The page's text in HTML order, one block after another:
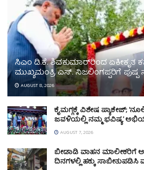
ಸಿಎಂ ಡಿ.ಕೆ. ಶಿವಕುಮಾರ್‌ರಿಂದ ಏಕೀಕೃತ
ಮುಖ್ಯಮಂತ್ರಿ ಎಸ್. ನಿಜಲಿಂಗಪ್ಪರಿಗೆ
AUGUST 8, 2026
ಕೈಮಗ್ಗಕ್ಕೆ ವಿಶೇಷ ಪ್ಯಾಕೇಜ್;
ಜವಳಿಯಲ್ಲಿ ನಮ್ಮ ಭವಿಷ್ಯ’
AUGUST 7, 2026
ಬೀಡಾಡಿ ವಾಹನ ಮಾಲೀಕರಿಗೆ
ದಿನಗಳಲ್ಲಿ ಹಕ್ಕು